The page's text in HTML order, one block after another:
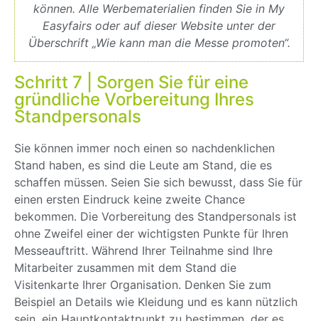
können. Alle Werbematerialien finden Sie in My
Easyfairs oder auf dieser Website unter der
Überschrift „Wie kann man die Messe promoten“.
Schritt 7 | Sorgen Sie für eine
gründliche Vorbereitung Ihres
Standpersonals
Sie können immer noch einen so nachdenklichen
Stand haben, es sind die Leute am Stand, die es
schaffen müssen. Seien Sie sich bewusst, dass Sie für
einen ersten Eindruck keine zweite Chance
bekommen. Die Vorbereitung des Standpersonals ist
ohne Zweifel einer der wichtigsten Punkte für Ihren
Messeauftritt. Während Ihrer Teilnahme sind Ihre
Mitarbeiter zusammen mit dem Stand die
Visitenkarte Ihrer Organisation. Denken Sie zum
Beispiel an Details wie Kleidung und es kann nützlich